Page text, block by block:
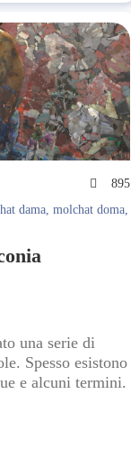
895
dama,molchat doma,
una serie di
Spesso esistono
e alcuni termini.